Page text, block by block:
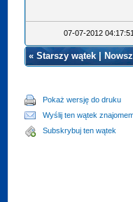
07-07-2012 04:17:51
«Starszy wątek
Pokaż wersję do druku
Wyślij ten wątek
Subskrybuj ten wątek